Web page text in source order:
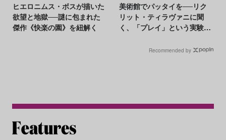
ヒエロニムス・ボスが描いた
欲望と地獄──謎に包まれた
傑作《快楽の園》を紐解く
美術館でパッタイを──リク
リット・ティラヴァニに聞
く、「プレイ」という実験の
Recommended by